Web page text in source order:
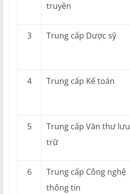
truyền
3 Trung cấp Dược sỹ
4 Trung cấp Kế toán
5
Trung cấp Văn thư lưu
trữ
6
Trung cấp Công nghệ
thông tin